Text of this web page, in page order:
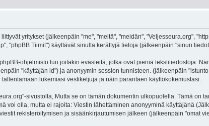
yritykset (jälkeenpäin "me", "meitä", "meidän", "Veljesseura.org",
"phpBB Tiimit") käyttävät sinulta kerättyjä tietoja (jälkeenpäin "sinun
ohjelmisto luo joitakin evästeitä, jotka ovat pieniä tekstitiedostoja.
"käyttäjän id") ja anonyymin session tunnisteen. (jälkeenpäin
lukemiasi vestiketjuja ja näin parantaen käyttökokemustasi.
sivustolta, Mutta se on tämän dokumentin ulkopuolella. Tämä on
voi olla, mutta ei rajoita: Viestin lähettäminen anonyyminä käyttäjänä
rekisteröitymisen ja sisäänkirjautumisen jälkeen (jälkeenpäin "omat